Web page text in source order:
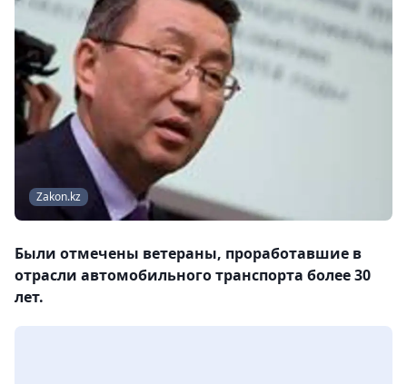
Zakon.kz
Были отмечены ветераны, проработавшие в
отрасли автомобильного транспорта более 30
лет.